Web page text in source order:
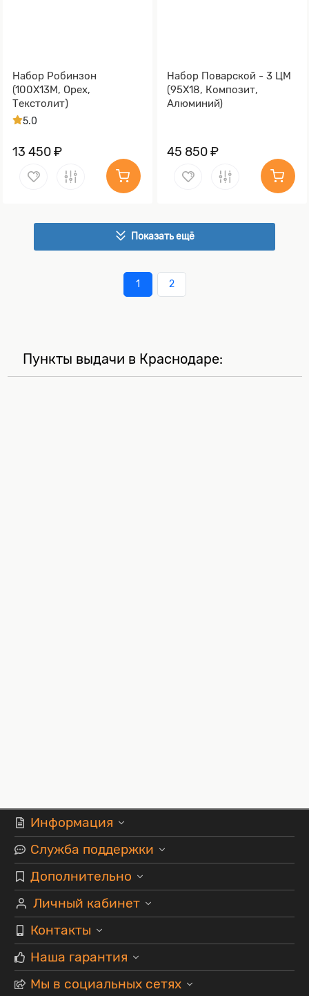
Набор Робинзон
(100Х13М, Орех,
Текстолит)
5.0
13 450 ₽
Набор Поварской - 3 ЦМ
(95Х18, Композит,
Алюминий)
45 850 ₽
Показать ещё
1 2
Пункты выдачи в Краснодаре:
Информация
Служба поддержки
Дополнительно
Личный кабинет
Контакты
Наша гарантия
Мы в социальных сетях